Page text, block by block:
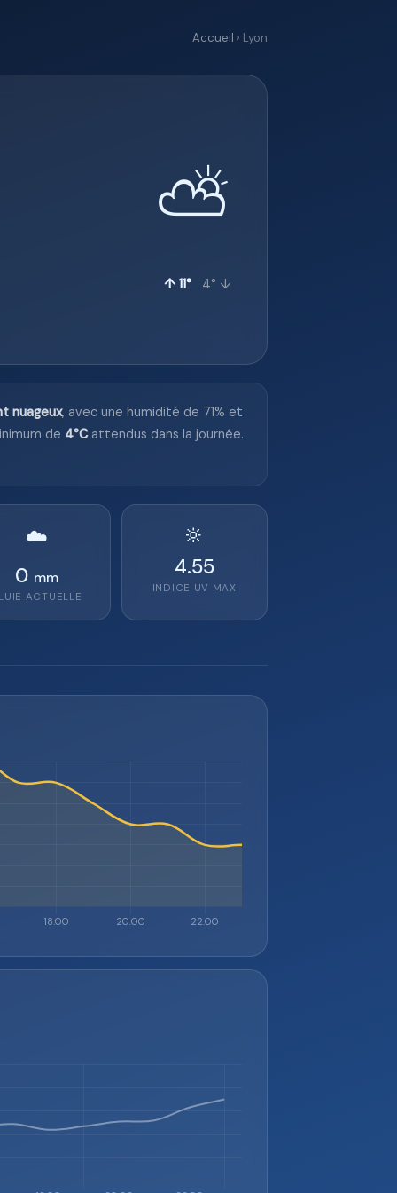
Accueil › Lyon
⛅
↑ 11° 4° ↓
nuageux, avec une humidité de 71% et
de 4°Cattendus dans la journée.
☁️
0 mm
ACTUELLE
🔆
4.55
INDICE UV MAX